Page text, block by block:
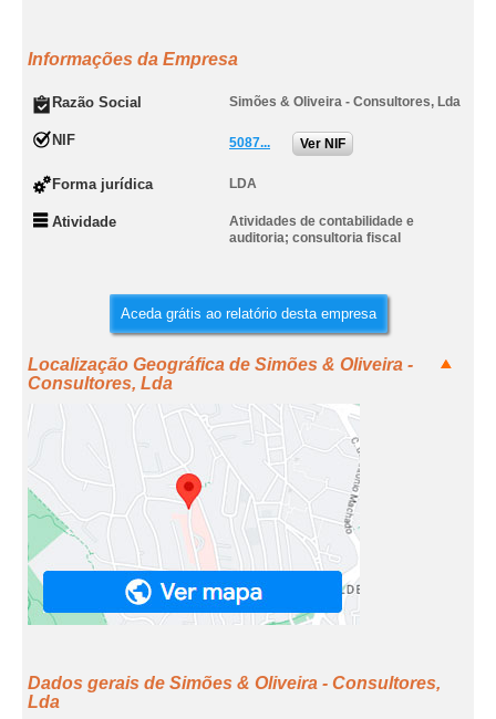
Informações da Empresa
Razão Social Simões & Oliveira - Consultores, Lda
NIF 5087... Ver NIF
Forma jurídica LDA
Atividade
Atividades de contabilidade e
auditoria; consultoria fiscal
Aceda grátis ao relatório desta empresa
Localização Geográfica de Simões & Oliveira -
Consultores, Lda
Dados gerais de Simões & Oliveira - Consultores,
Lda